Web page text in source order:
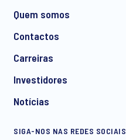
Quem somos
Contactos
Carreiras
Investidores
Notícias
SIGA-NOS NAS REDES SOCIAIS